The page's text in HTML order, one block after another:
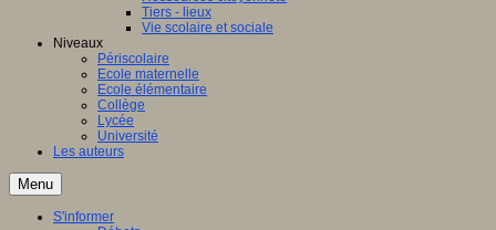
Tiers - lieux
Vie scolaire et sociale
Niveaux
Périscolaire
Ecole maternelle
Ecole élémentaire
Collège
Lycée
Université
Les auteurs
Menu
S'informer